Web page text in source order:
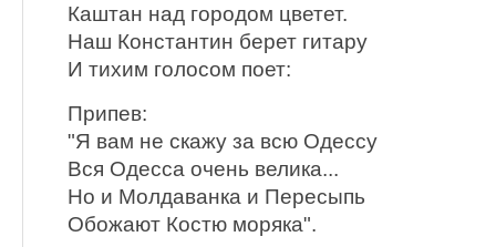
Каштан над городом цветет.
Наш Константин берет гитару
И тихим голосом поет:
Припев:
"Я вам не скажу за всю Одессу
Вся Одесса очень велика...
Но и Молдаванка и Пересыпь
Обожают Костю моряка".